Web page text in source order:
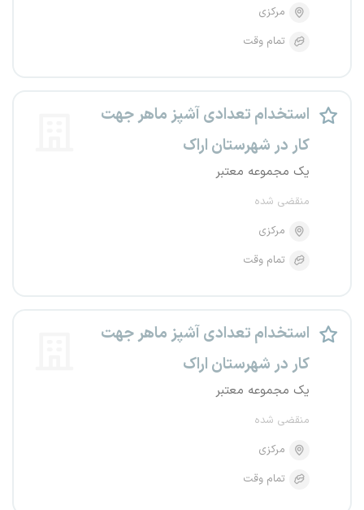
مرکزی
تمام وقت
استخدام تعدادی آشپز ماهر جهت
کار در شهرستان اراک
یک مجموعه معتبر
منقضی شده
مرکزی
تمام وقت
استخدام تعدادی آشپز ماهر جهت
کار در شهرستان اراک
یک مجموعه معتبر
منقضی شده
مرکزی
تمام وقت